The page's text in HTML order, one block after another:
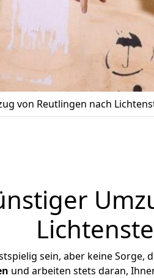
von Reutlingen nach
sein, aber keine Sorge,
und arbeiten stets daran,